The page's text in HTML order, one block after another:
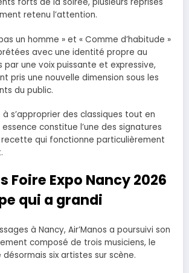
forts de la soirée, plusieurs reprises
retenu l’attention.
un homme » et « Comme d’habitude »
avec une identité propre au
par une voix puissante et expressive,
pris une nouvelle dimension sous les
du public.
s’approprier des classiques tout en
constitue l’une des signatures
recette qui fonctionne particulièrement
Foire Expo Nancy 2026
qui a grandi
à Nancy, Air’Manos a poursuivi son
composé de trois musiciens, le
six artistes sur scène.